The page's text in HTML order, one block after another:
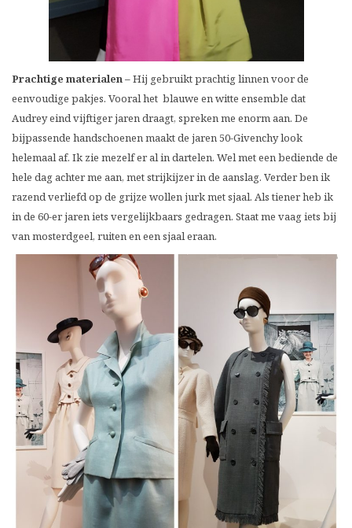
Prachtige materialen –Hij gebruikt prachtig linnen voor de
eenvoudige pakjes. Vooral het blauwe en witte ensemble dat
Audrey eind vijftiger jaren draagt, spreken me enorm aan. De
bijpassende handschoenen maakt de jaren 50-Givenchy look
helemaal af. Ik zie mezelf er al in dartelen. Wel met een bediende de
hele dag achter me aan, met strijkijzer in de aanslag. Verder ben ik
razend verliefd op de grijze wollen jurk met sjaal. Als tiener heb ik
in de 60-er jaren iets vergelijkbaars gedragen. Staat me vaag iets bij
van mosterdgeel, ruiten en een sjaal eraan.